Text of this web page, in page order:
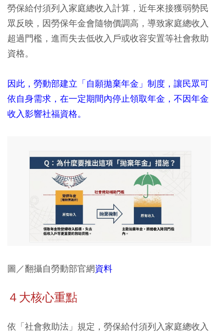
勞保給付須列入家庭總收入計算，近年來接獲弱勢民
眾反映，因勞保年金會隨物價調高，導致家庭總收入
超過門檻，進而失去低收入戶或收容安置等社會救助
資格。
因此，勞動部建立「自願拋棄年金」制度，讓民眾可
依自身需求，在一定期間內停止領取年金，不因年金
收入影響社福資格。
圖／翻攝自勞動部官網資料
４大核心重點
依「社會救助法」規定，勞保給付須列入家庭總收入